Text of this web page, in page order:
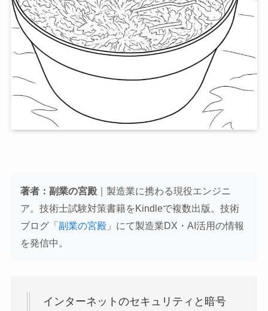
著者：副業の宮殿｜製造業に携わる現役エンジニ
ア。技術士試験対策書籍をKindleで複数出版。技術
ブログ「副業の宮殿 」にて製造業DX・AI活用の情報
を発信中。
インターネットのセキュリティと暗号